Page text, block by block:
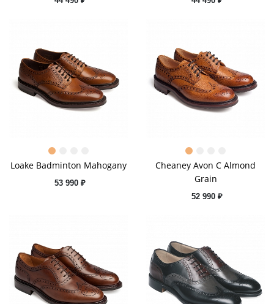
Loake Badminton Mahogany
53 990 ₽
Cheaney Avon C Almond
Grain
52 990 ₽